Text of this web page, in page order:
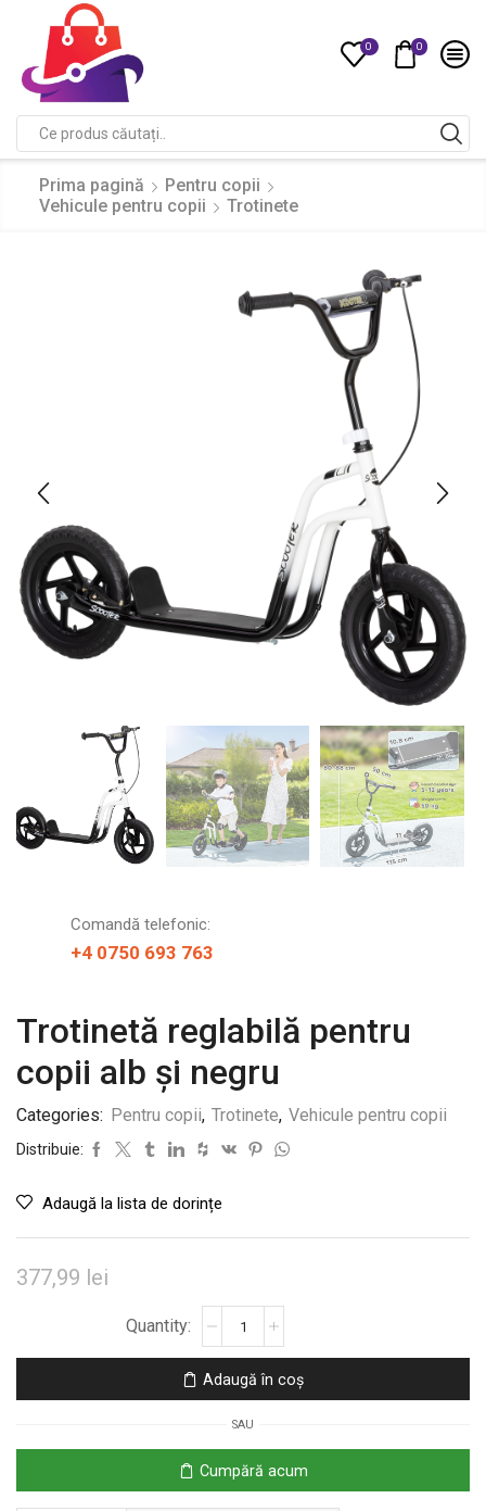
0 0
input
Prima pagină
Pentru copii
Vehicule pentru copii
Trotinete
Comandă telefonic:
+4 0750 693 763
Trotinetă reglabilă pentru
copii alb și negru
Categories: Pentru copii, Trotinete, Vehicule pentru copii
Distribuie:
Adaugă la lista de dorințe
377,99 lei
reglabilă
pentru
și
negru
Adaugă în coș
SAU
Cumpără acum